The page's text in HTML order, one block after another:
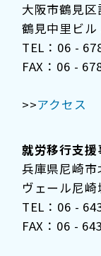
大阪市鶴見
鶴見中里ビル
TEL：06 -
FAX：06 -
>>アクセス
就労移行支
兵庫県尼崎
ヴェール尼崎
TEL：06 -
FAX：06 -